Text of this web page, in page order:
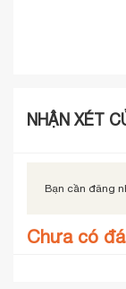
NHẬN XÉT
Bạn cần đăng
Chưa có